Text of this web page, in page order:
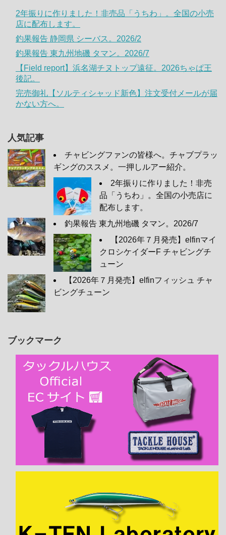
2年振りに作りました！非売品「うちわ」。全国の小売
店に配布します。
釣果報告 静岡県 シーバス。2026/2
釣果報告 東九州地磯 タマン。2026/7
【Field report】浜名湖チヌトップ遠征。2026ちゃぱ王
後記。
完売御礼【ソルティシャッド新色】注文受付メールが届
かない方へ。
人気記事
チャビングファンの皆様へ。チャブプラッ
ギングのススメ。一押しルアー紹介。
2年振りに作りました！非売
品「うちわ」。全国の小売店に
配布します。
釣果報告 東九州地磯 タマン。2026/7
【2026年７月発売】elfinマイ
クロシケイダーF チャビングチ
ューン
【2026年７月発売】elfinフィッシュ チャ
ビングチューン
ブックマーク